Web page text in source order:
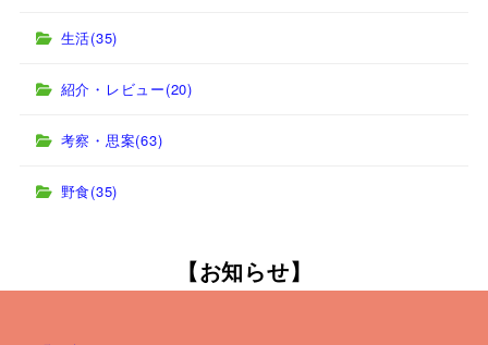
生活(35)
紹介・レビュー(20)
考察・思案(63)
野食(35)
【お知らせ】